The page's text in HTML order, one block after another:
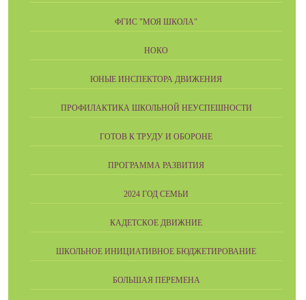
ФГИС "МОЯ ШКОЛА"
НОКО
ЮНЫЕ ИНСПЕКТОРА ДВИЖЕНИЯ
ПРОФИЛАКТИКА ШКОЛЬНОЙ НЕУСПЕШНОСТИ
ГОТОВ К ТРУДУ И ОБОРОНЕ
ПРОГРАММА РАЗВИТИЯ
2024 ГОД СЕМЬИ
КАДЕТСКОЕ ДВИЖНИЕ
ШКОЛЬНОЕ ИНИЦИАТИВНОЕ БЮДЖЕТИРОВАНИЕ
БОЛЬШАЯ ПЕРЕМЕНА